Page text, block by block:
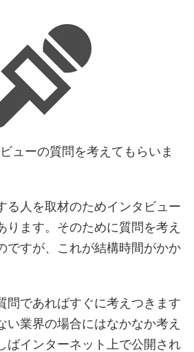
ューの質問を考えてもらいま
る人を取材のためインタビュー
ります。そのために質問を考え
ですが、これが結構時間がかか
問であればすぐに考えつきます
い業界の場合にはなかなか考え
ばインターネット上で公開され